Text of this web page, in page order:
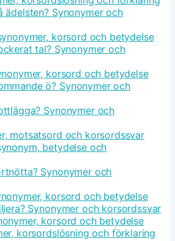
ädelsten? Synonymer och
korsord och betydelse
tal? Synonymer och
korsord och betydelse
ö? Synonymer och
Synonymer och
motsatsord och korsordssvar
betydelse och
Synonymer och
korsord och betydelse
Synonymer och korsordssvar
korsord och betydelse
korsordslösning och förklaring